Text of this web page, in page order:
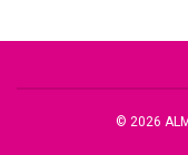
© 2026